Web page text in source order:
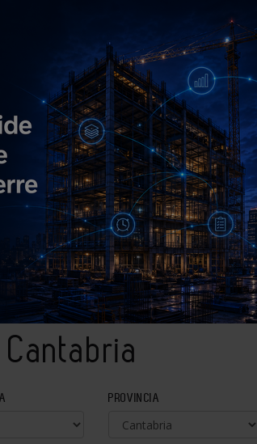
29% cambiar al alquiler
|
PRODUCTOS AGENDA ARTÍCULOS
EMPRESAS PREMIUM
PROVINCIA